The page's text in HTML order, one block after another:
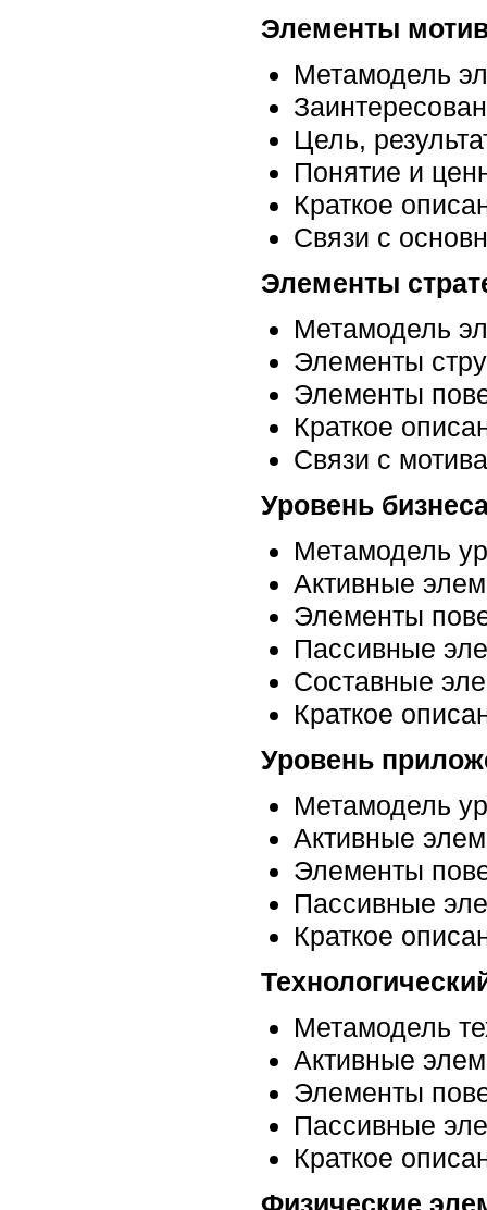
Элементы
Метамодель
Цель,
Понятие и
Краткое
Связи с
Элементы
Метамодель
Элементы
Элементы
Краткое
Связи с
Уровень
Метамодель
Активные
Элементы
Пассивные
Составные
Краткое
Уровень
Метамодель
Активные
Элементы
Пассивные
Краткое
Метамодель
Активные
Элементы
Пассивные
Краткое
Физические